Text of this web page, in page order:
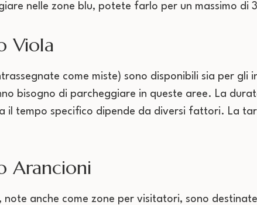
nelle zone blu, potete farlo per un massimo di
Viola
come miste) sono disponibili sia per
bisogno di parcheggiare in queste aree. La
il tempo specifico dipende da diversi fattori. La
Arancioni
note anche come zone per visitatori, sono